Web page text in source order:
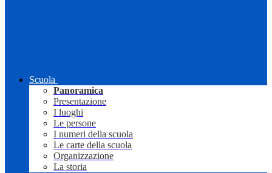
Scuola
Panoramica
Presentazione
I luoghi
Le persone
I numeri della scuola
Le carte della scuola
Organizzazione
La storia